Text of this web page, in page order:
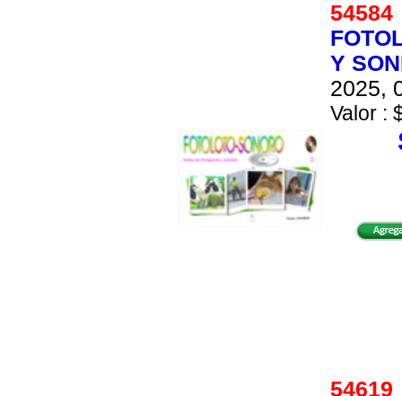
Y
2025,
Valor :